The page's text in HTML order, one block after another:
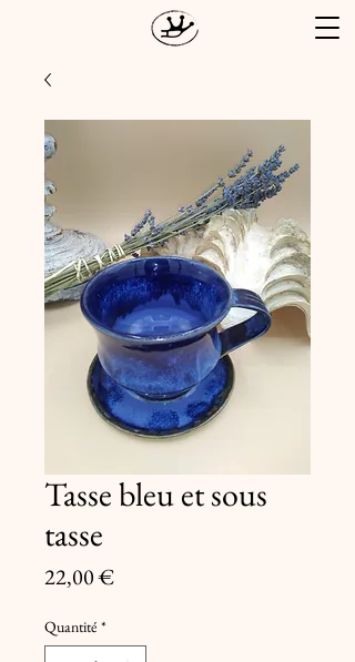
Tasse bleu et sous
tasse
22,00 €Prix
Quantité *